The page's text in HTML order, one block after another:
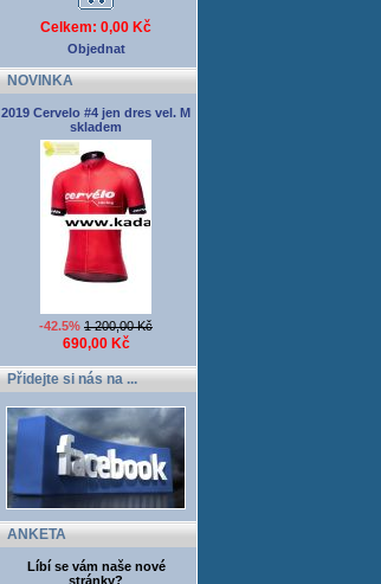
Celkem: 0,00 Kč
Objednat
NOVINKA
2019 Cervelo #4 jen dres vel. M
skladem
-42.5% 1 200,00 Kč
690,00 Kč
Přidejte si nás na ...
ANKETA
Líbí se vám naše nové
stránky?